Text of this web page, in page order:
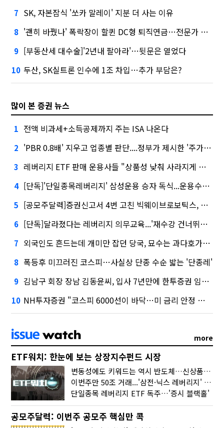
7 SK, 자본잠식 '쏘카 말레이' 지분 더 사는 이유
8 '괜히 바꿨나' 폭락장이 할퀸 DC형 퇴직연금…전문가 조언은
9 [부동산세 대수술]'2년내 팔아라'…뒷문은 열었다
10 두산, SK실트론 인수에 1조 차입…추가 부담은?
많이 본 증권 뉴스
1 전액 비과세+소득공제까지 주는 ISA 나온다
2 'PBR 0.8배' 지우고 업종별 판단....정부가 제시한 '주가 누르기' 방지법
3 레버리지 ETF 판매 운용사들 "상품성 낮춰 사라지게 해야"…일부 신중론도
4 [단독]'단일종목레버리지' 삼성운용 승자 독식...운용수익 미래에셋의 6배
5 [공모주달력]증권신고서 4번 고친 빅웨이브로보틱스, 수요예측
6 [단독]달라졌다는 레버리지 의무교육...'재수강 건너뛰기' 허점
7 외국인도 흔드는데 개미만 잡던 당국, 묘수는 과다호가부담금?
8 폭등후 미끄러진 코스피…사실상 단종 수순 밟는 '단종레'
9 김남구 회장 장남 김동윤씨, 입사 7년만에 한투증권 임원 승진
10 NH투자증권 "코스피 6000선이 바닥…미 금리 안정 후 추가 회복"
more
ETF워치: 한눈에 보는 상장지수펀드 시장
변동성에도 키워드는 역시 반도체…신상품은 우주·방산
이번주만 50조 거래...'삼전·닉스 레버리지' 수익률은 -30%
단일종목 레버리지 ETF 독주…'증시 블랙홀'
공모주달력: 이번주 공모주 핵심만 콕